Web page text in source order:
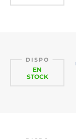
DISPO
EN
STOCK